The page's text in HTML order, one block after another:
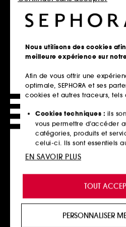
Ajouter au panier
DR DENNIS GROSS
Solution Liquide
74
Nous utilisons des cookies
meilleure expérience sur
Afin de vous offrir une
optimale, SEPHORA et ses
cookies et autres traceurs, tels
Cookies techniques : ils
vous permettre d’accéder
catégories, produits et
celui-ci. Ils sont essentiels
technique du site et ne
de vous offrir une
personnalisée en vous
produits, des services et
proposer des offres
TOUT
PERSONNALISER
EN SAVOIR PLUS